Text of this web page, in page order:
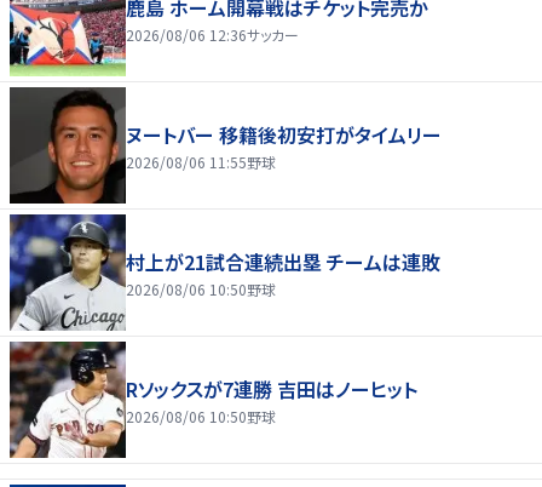
鹿島 ホーム開幕戦はチケット完売か
2026/08/06 12:36サッカー
ヌートバー 移籍後初安打がタイムリー
2026/08/06 11:55野球
村上が21試合連続出塁 チームは連敗
2026/08/06 10:50野球
Rソックスが7連勝 吉田はノーヒット
2026/08/06 10:50野球